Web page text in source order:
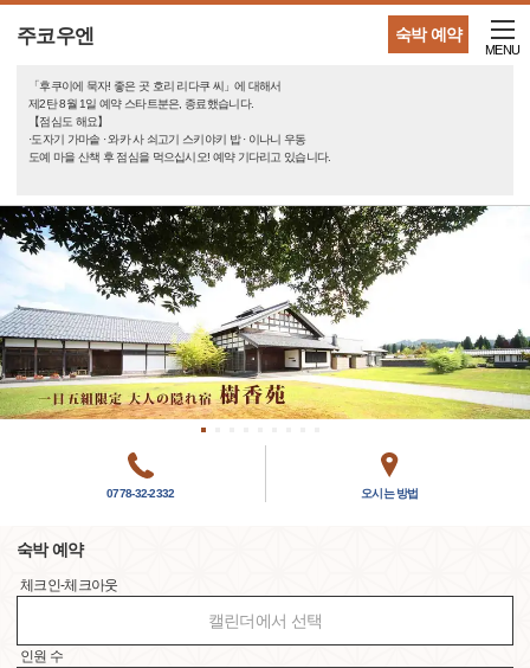
숙박 예약
주코우엔
MENU
「후쿠이에 묵자! 좋은 곳 호리 리다쿠 씨」에 대해서
제2탄 8월 1일 예약 스타트분은, 종료했습니다.
【점심도 해요】
·도자기 가마솥 · 와카 사 쇠고기 스키야키 밥 · 이나니 우동
도예 마을 산책 후 점심을 먹으십시오! 예약 기다리고 있습니다.
0778-32-2332 오시는 방법
숙박 예약
체크인-체크아웃
캘린더에서 선택
인원 수